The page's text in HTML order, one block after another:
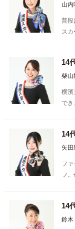
山内
普段
ス
14
柴山
横濱
でき
14
矢田
フ
フ
14
鈴